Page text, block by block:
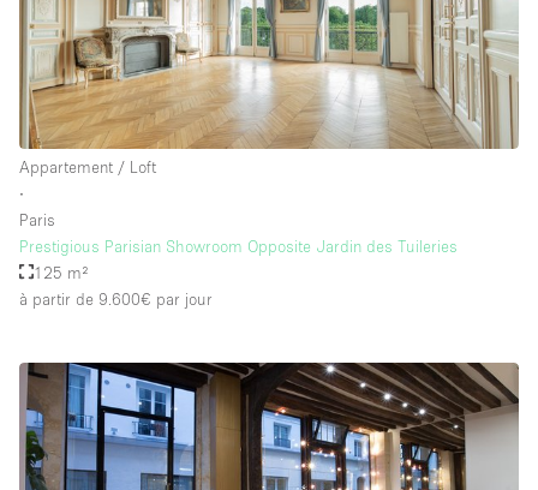
Appartement / Loft
∙
Paris
Prestigious Parisian Showroom Opposite Jardin des Tuileries
125 m²
à partir de 9.600€ par jour